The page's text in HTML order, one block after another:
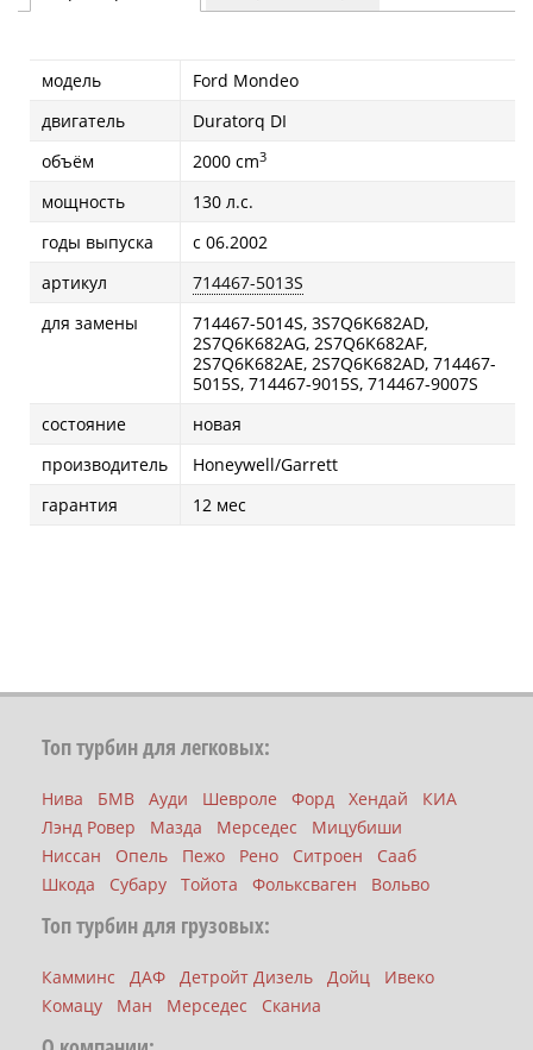
модель
Ford Mondeo
двигатель
Duratоrq DI
объём
2000 cm3
мощность
130 л.с.
годы выпуска
с 06.2002
артикул
714467-5013S
для замены
714467-5014S, 3S7Q6K682AD,
2S7Q6K682AG, 2S7Q6K682AF,
2S7Q6K682AE, 2S7Q6K682AD, 714467-
5015S, 714467-9015S, 714467-9007S
состояние
новая
производитель
Honeywell/Garrett
гарантия
12 мес
Топ турбин для легковых:
Нива БМВ Ауди Шевроле Форд Хендай
КИА
Лэнд Ровер
Мазда Мерседес
Мицубиши
Ниссан
Опель Пежо Рено Ситроен
Сааб
Шкода
Субару Тойота Фольксваген Вольво
Топ турбин для грузовых:
Камминс ДАФ Детройт Дизель Дойц
Ивеко
Комацу
Ман Мерседес Сканиа